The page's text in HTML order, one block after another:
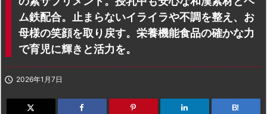
ム鉄配合。止まらないイライラや不調を整え、お
母様の笑顔を取り戻す。栄養機能食品の確かな力
で育児に輝きと活力を。
 2026年1月7日
B!